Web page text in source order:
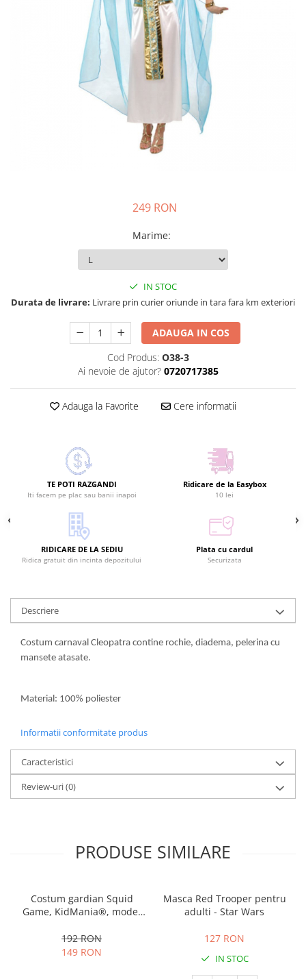
Costume Vrajitoare Copii
Costume pentru Halloween
Costume Populare
249 RON
Marime:
IN STOC
Durata de livrare: Livrare prin curier oriunde in tara fara km exteriori
ADAUGA IN COS
Cod Produs: O38-3
Ai nevoie de ajutor? 0720717385
Adauga la Favorite Cere informatii
TE POTI RAZGANDI
Iti facem pe plac sau banii inapoi
Ridicare de la Easybox
10 lei
RIDICARE DE LA SEDIU
Ridica gratuit din incinta depozitului
Plata cu cardul
Securizata
Descriere
Costum carnaval Cleopatra contine rochie, diadema, pelerina cu
mansete atasate.
Material: 100% poliester
Informatii conformitate produs
Caracteristici
Review-uri(0)
PRODUSE SIMILARE
Costum gardian Squid
Game, KidMania®, model
Calamarului
192 RON
149 RON
Masca Red Trooper pentru
adulti - Star Wars
127 RON
IN STOC